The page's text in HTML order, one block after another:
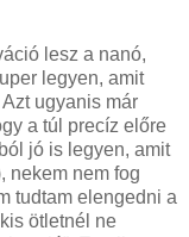
lesz a nanó,
legyen, amit
ugyanis már
a túl precíz előre
jó is legyen, amit
nekem nem fog
tudtam elengedni a
ötletnél ne